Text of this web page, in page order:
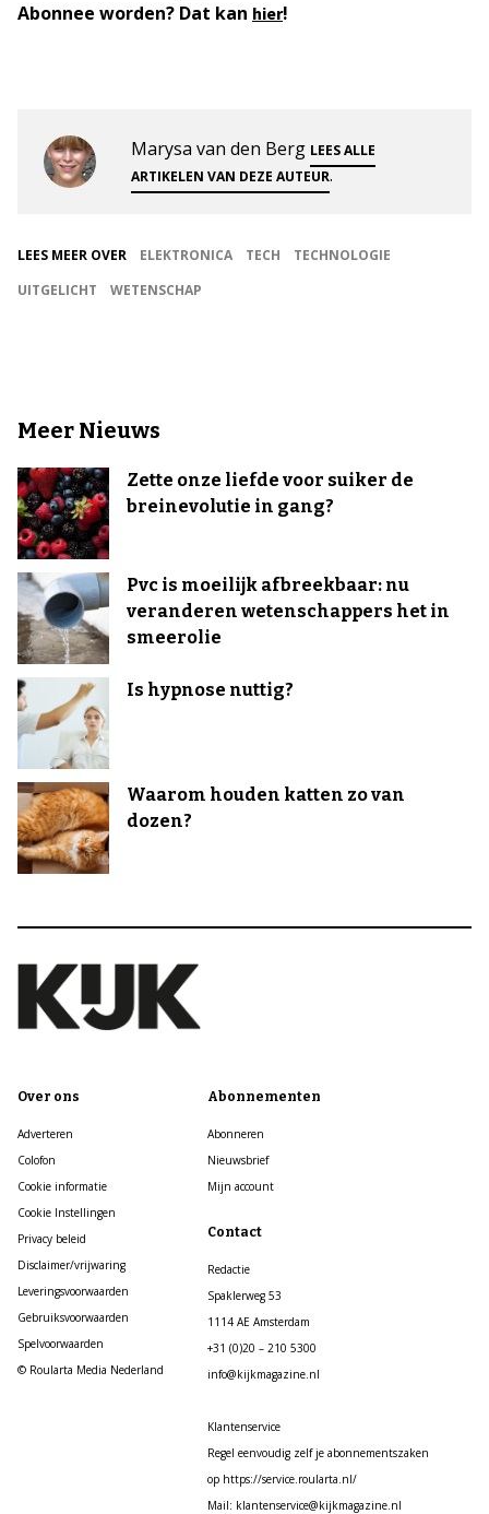
Abonnee worden? Dat kan hier!
Marysa van den Berg LEES ALLE
ARTIKELEN VAN DEZE AUTEUR.
LEES MEER OVER ELEKTRONICA TECH
TECHNOLOGIE
UITGELICHT
WETENSCHAP
Meer Nieuws
Zette onze liefde voor suiker de
breinevolutie in gang?
Pvc is moeilijk afbreekbaar: nu
veranderen wetenschappers het in
smeerolie
Is hypnose nuttig?
Waarom houden katten zo van
dozen?
Over ons
Adverteren
Colofon
Cookie informatie
Cookie Instellingen
Privacy beleid
Disclaimer/vrijwaring
Leveringsvoorwaarden
Gebruiksvoorwaarden
Spelvoorwaarden
© Roularta Media Nederland
Abonnementen
Abonneren
Nieuwsbrief
Mijn account
Contact
Redactie
Spaklerweg 53
1114 AE Amsterdam
+31 (0)20 – 210 5300
info@kijkmagazine.nl
Klantenservice
Regel eenvoudig zelf je abonnementszaken
op https://service.roularta.nl/
Mail: klantenservice@kijkmagazine.nl